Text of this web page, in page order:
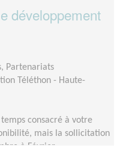
développement
Partenariats
Téléthon - Haute-
temps consacré à votre
mais la sollicitation
à Février